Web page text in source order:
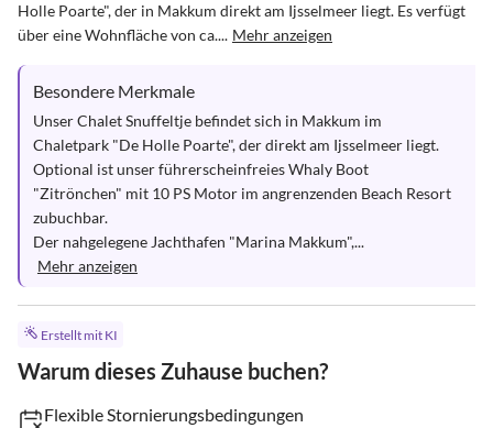
Holle Poarte", der in Makkum direkt am Ijsselmeer liegt. Es verfügt
über eine Wohnfläche von ca.... Mehr anzeigen
Besondere Merkmale
Unser Chalet Snuffeltje befindet sich in Makkum im
Chaletpark "De Holle Poarte", der direkt am Ijsselmeer liegt.
Optional ist unser führerscheinfreies Whaly Boot
"Zitrönchen" mit 10 PS Motor im angrenzenden Beach Resort
zubuchbar.
Der nahgelegene Jachthafen "Marina Makkum",...
Mehr anzeigen
Erstellt mit KI
Warum dieses Zuhause buchen?
Flexible Stornierungsbedingungen